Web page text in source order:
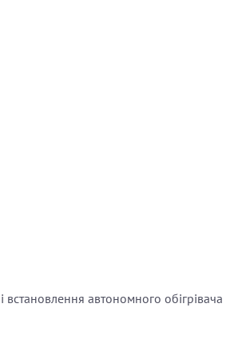
встановлення автономного обігрівача